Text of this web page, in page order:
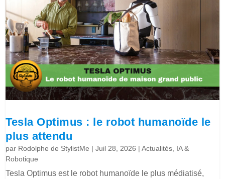
Tesla Optimus : le robot humanoïde le
plus attendu
par Rodolphe de StylistMe |Juil 28, 2026 |Actualités IA &
Robotique
Tesla Optimus est le robot humanoïde le plus médiatisé,